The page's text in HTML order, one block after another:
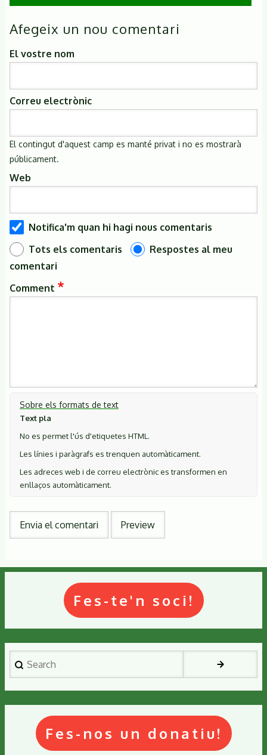
Afegeix un nou comentari
El vostre nom
Correu electrònic
El contingut d'aquest camp es manté privat i no es mostrarà
públicament.
Web
Notifica'm quan hi hagi nous comentaris
Tots els comentaris
Respostes al meu
comentari
Comment
Sobre els formats de text
Text pla
No es permet l'ús d'etiquetes HTML.
Les línies i paràgrafs es trenquen automàticament.
Les adreces web i de correu electrònic es transformen en
enllaços automàticament.
Fes-te'n soci!
Search
Fes-nos un donatiu!